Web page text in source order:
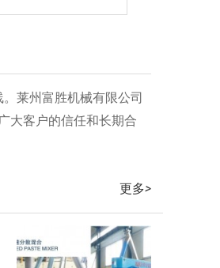
莱州富胜机械有限公司
大客户的信任和长期合
更多>